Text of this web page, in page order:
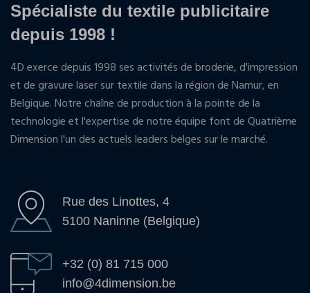
Spécialiste du textile publicitaire
depuis 1998 !
4D exerce depuis 1998 ses activités de broderie, d'impression
et de gravure laser sur textile dans la région de Namur, en
Belgique. Notre chaîne de production à la pointe de la
technologie et l'expertise de notre équipe font de Quatrième
Dimension l'un des actuels leaders belges sur le marché.
Rue des Linottes, 4
5100 Naninne (Belgique)
+32 (0) 81 715 000
info@4dimension.be